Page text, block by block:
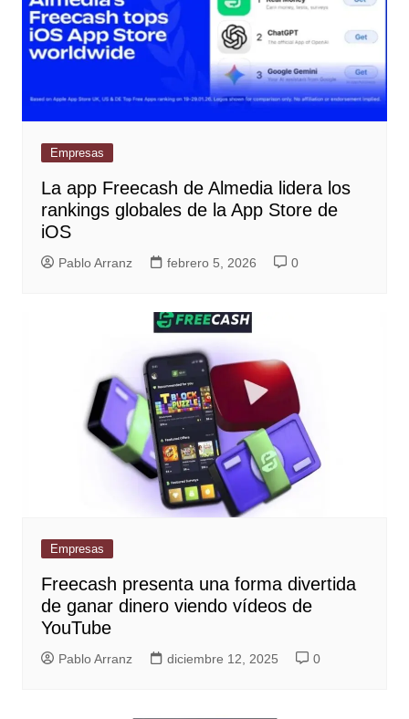
Empresas
La app Freecash de Almedia lidera los
rankings globales de la App Store de
iOS
Pablo Arranz febrero 5, 2026 0
Empresas
Freecash presenta una forma divertida
de ganar dinero viendo vídeos de
YouTube
Pablo Arranz diciembre 12, 2025 0